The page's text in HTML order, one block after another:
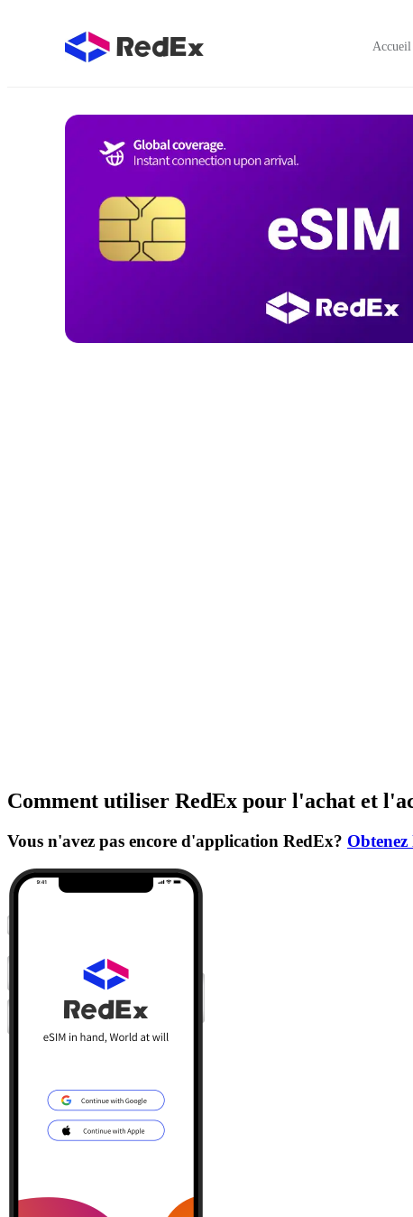
Accueil
Comment utiliser RedEx pour l'achat et
Vous n'avez pas encore d'application RedEx?